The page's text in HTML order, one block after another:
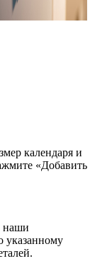
календаря и
«Добавить
наши
указанному